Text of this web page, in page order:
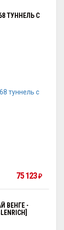
ТУННЕЛЬ С
75 123 ₽
ВЕНГЕ -